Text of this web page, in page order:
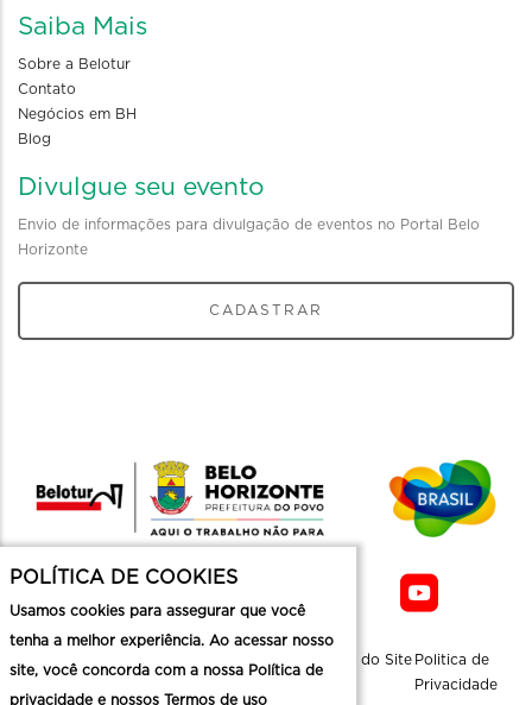
Saiba Mais
Sobre a Belotur
Contato
Negócios em BH
Blog
Divulgue seu evento
Envio de informações para divulgação de eventos no Portal Belo
Horizonte
CADASTRAR
Mapa do Site Politica de
Privacidade
POLÍTICA DE COOKIES
Usamos cookies para assegurar que você
tenha a melhor experiência. Ao acessar nosso
site, você concorda com a nossa Política de
privacidade e nossos Termos de uso